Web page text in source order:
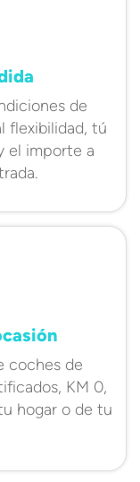
de
flexibilidad, tú
el importe a
coches de
KM 0,
hogar o de tu